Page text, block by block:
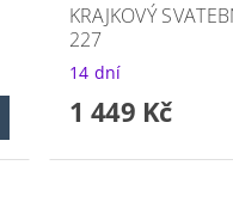
KRAJKOVÝ
227
14 dní
1 449 Kč